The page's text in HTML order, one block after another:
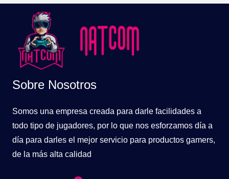
era:
es:
Sobre Nosotros
Somos una empresa creada para darle facilidades a
todo tipo de jugadores, por lo que nos esforzamos día a
día para darles el mejor servicio para productos gamers,
de la más alta calidad